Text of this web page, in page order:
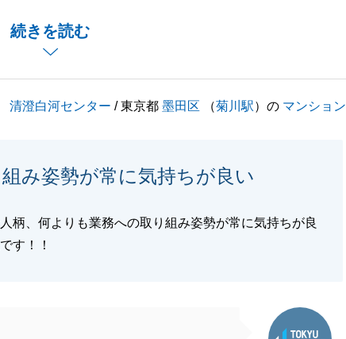
続きを読む
させていただけたこと、また無事に
、大変嬉しく思っております。O様
た。
ます。
清澄白河センター / 東京都墨田区 （菊川駅）の マンション
み姿勢が常に気持ちが良い
柄、何よりも業務への取り組み姿勢が常に気持ちが良
す！！